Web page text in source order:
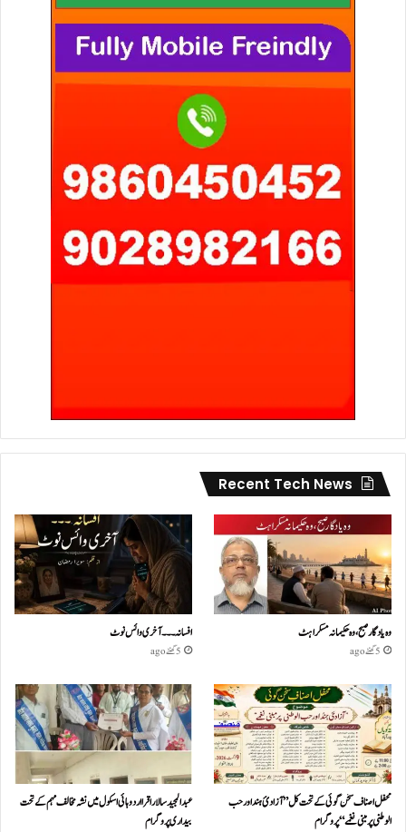
Recent Tech News
وہ یادگار صبح، وہ حکیمانہ مسکراہٹ
5 گھنٹے ago
افسانہ۔۔۔آخری وائس نوٹ
5 گھنٹے ago
محفل اصناف سخن گوئی کے تحت کل ”آزادئ ہند اور حب
الوطنی پر مبنی نغمے“پروگرام
عبدالمجید سالار اقرا اردو ہائی اسکول میں نشہ مخالف مہم کے تحت
بیداری پروگرام